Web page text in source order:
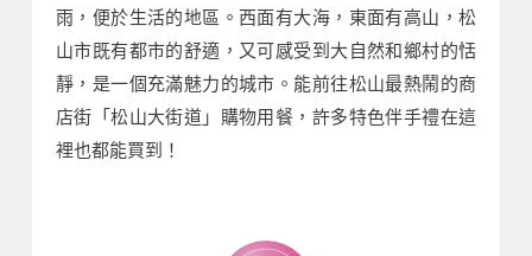
雨，便於生活的地區。西面有大海，東面有高山，松
山市既有都市的舒適，又可感受到大自然和鄉村的恬
靜，是一個充滿魅力的城市。能前往松山最熱鬧的商
店街「松山大街道」購物用餐，許多特色伴手禮在這
裡也都能買到！